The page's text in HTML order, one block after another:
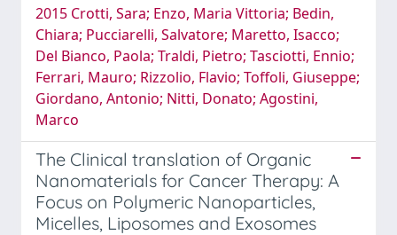
2015 Crotti, Sara; Enzo, Maria Vittoria; Bedin,
Chiara; Pucciarelli, Salvatore; Maretto, Isacco;
Del Bianco, Paola; Traldi, Pietro; Tasciotti, Ennio;
Ferrari, Mauro; Rizzolio, Flavio; Toffoli, Giuseppe;
Giordano, Antonio; Nitti, Donato; Agostini,
Marco
The Clinical translation of Organic
Nanomaterials for Cancer Therapy: A
Focus on Polymeric Nanoparticles,
Micelles, Liposomes and Exosomes